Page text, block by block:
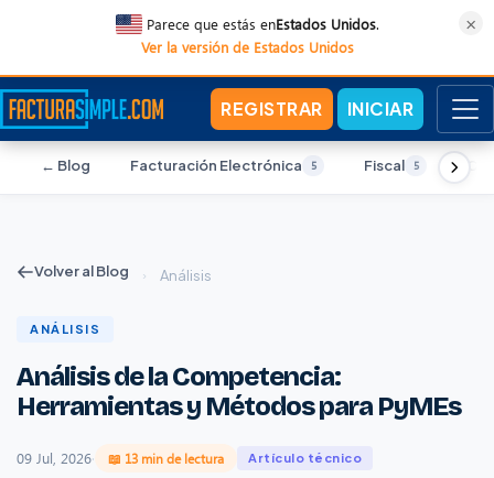
Parece que estás enEstados Unidos.
Ver la versión de Estados Unidos
×
REGISTRAR INICIAR
← Blog Facturación Electrónica 5 Fiscal 5
Volver al Blog › Análisis
ANÁLISIS
Análisis de la Competencia:
Herramientas y Métodos para PyMEs
09 Jul, 2026· 📖 13 min de lectura Artículo técnico